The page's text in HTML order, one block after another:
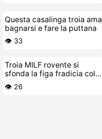
Questa casalinga troia ama
bagnarsi e fare la puttana
👁️ 33
Troia MILF rovente si
sfonda la figa fradicia col
vibratore Hitachi
👁️ 26